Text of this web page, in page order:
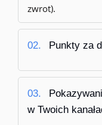
zwrot).
02. Punkty za
03.
w Twoich